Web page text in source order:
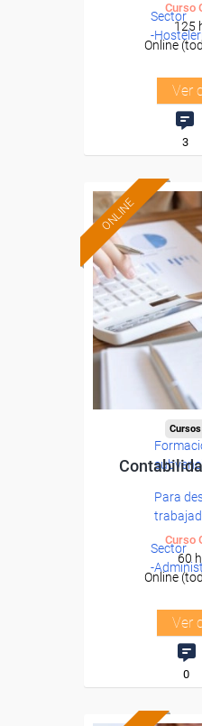
Sector
-
Curso
125
Online
Ver
3
ONLINE
Para
Sector
-
Curso
60
Online
Ver
0